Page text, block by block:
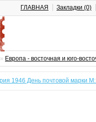
ГЛАВНАЯ Закладки (0)
» Европа - восточная и юго-